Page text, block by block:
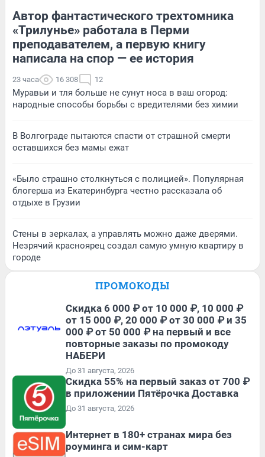
Автор фантастического трехтомника
«Трилунье» работала в Перми
преподавателем, а первую книгу
написала на спор — ее история
23 часа 16 308 12
Муравьи и тля больше не сунут носа в ваш огород:
народные способы борьбы с вредителями без химии
В Волгограде пытаются спасти от страшной смерти
оставшихся без мамы ежат
«Было страшно столкнуться с полицией». Популярная
блогерша из Екатеринбурга честно рассказала об
отдыхе в Грузии
Стены в зеркалах, а управлять можно даже дверями.
Незрячий красноярец создал самую умную квартиру в
городе
ПРОМОКОДЫ
Скидка 6 000 ₽ от 10 000 ₽, 10 000 ₽
от 15 000 ₽, 20 000 ₽ от 30 000 ₽ и 35
000 ₽ от 50 000 ₽ на первый и все
повторные заказы по промокоду
НАБЕРИ
До 31 августа, 2026
Скидка 55% на первый заказ от 700 ₽
в приложении Пятёрочка Доставка
До 31 августа, 2026
Интернет в 180+ странах мира без
роуминга и сим-карт